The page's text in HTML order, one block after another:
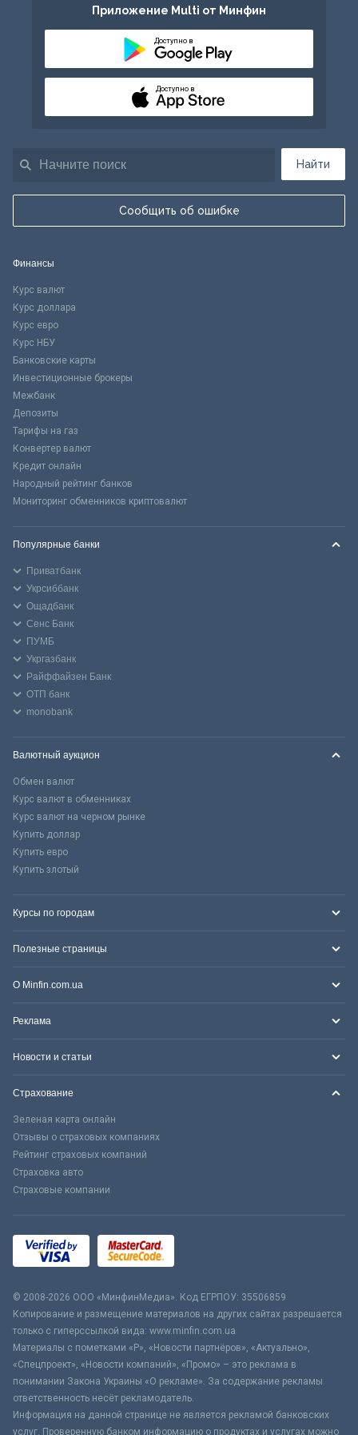
Найти
Сообщить об ошибке
Приложение Multi от Минфин
Доступно в
Доступно в
Финансы
Курс валют
Курс доллара
Курс евро
Курс НБУ
Банковские карты
Инвестиционные брокеры
Межбанк
Депозиты
Тарифы на газ
Конвертер валют
Кредит онлайн
Народный рейтинг банков
Мониторинг обменников криптовалют
Популярные банки
Приватбанк
Укрсиббанк
Ощадбанк
Сенс Банк
ПУМБ
Укргазбанк
Райффайзен Банк
ОТП банк
monobank
Валютный аукцион
Обмен валют
Курс валют в обменниках
Курс валют на черном рынке
Купить доллар
Купить евро
Купить злотый
Курсы по городам
Полезные страницы
О Minfin.com.ua
Реклама
Новости и статьи
Страхование
Зеленая карта онлайн
Отзывы о страховых компаниях
Рейтинг страховых компаний
Страховка авто
Страховые компании
© 2008-2026 ООО «МинфинМедиа». Код ЕГРПОУ: 35506859
Копирование и размещение материалов на других сайтах разрешается
только с гиперссылкой вида: www.minfin.com.ua
Материалы с пометками «Р», «Новости партнёров», «Актуально»,
«Спецпроект», «Новости компаний», «Промо» – это реклама в
понимании Закона Украины «О рекламе». За содержание рекламы
ответственность несёт рекламодатель.
Информация на данной странице не является рекламой банковских
услуг. Проверенную банком информацию о продуктах и услугах можно